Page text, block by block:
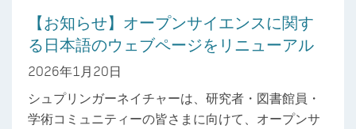
【お知らせ】オープンサイエンスに関す
る日本語のウェブページをリニューアル
2026年1月20日
シュプリンガーネイチャーは、研究者・図書館員・
学術コミュニティーの皆さまに向けて、オープンサ